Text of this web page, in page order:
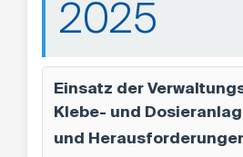
2025
Einsatz der
Klebe- und
und